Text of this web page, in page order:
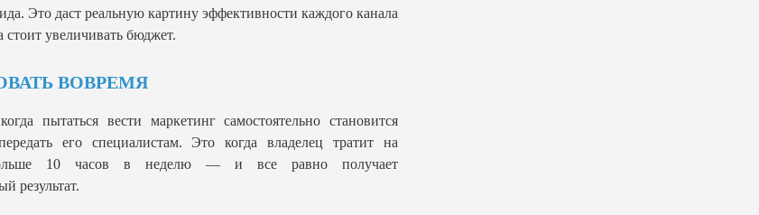
Это даст реальную картину эффективности каждого канала
стоит увеличивать бюджет.
ВОВРЕМЯ
пытаться вести маркетинг самостоятельно становится
его специалистам. Это когда владелец тратит на
10 часов в неделю — и все равно получает
результат.